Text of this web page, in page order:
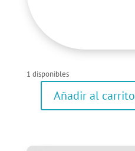
1 disponibles
Añadir al carrito